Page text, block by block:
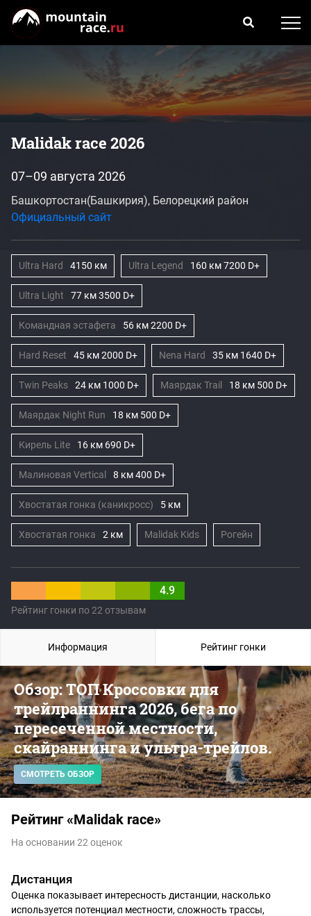
Malidak race 2026
4.9
Рейтинг гонки по 22 отзывам
07–09 августа 2026
Башкортостан(Башкирия), Белорецкий район
Официальный сайт
Ultra Hard 4150 км Ultra Legend 160 км 7200 D+
Ultra Light 77 км 3500 D+
Командная эстафета 56 км 2200 D+
Hard Reset 45 км 2000 D+ Nena Hard 35 км 1640 D+
Twin Peaks 24 км 1000 D+ Маярдак Trail 18 км 500 D+
Маярдак Night Run 18 км 500 D+
Кирель Lite 16 км 690 D+
Малиновая Vertical 8 км 400 D+
Хвостатая гонка (каникросс) 5 км
Хвостатая гонка 2 км Malidak Kids Рогейн
Обзор: ТОП Кроссовки для
трейлраннинга 2026, бега по
пересеченной местности,
скайраннинга и ультра-трейлов.
СМОТРЕТЬ ОБЗОР
Рейтинг «Malidak race»
На основании 22 оценок
Дистанция
Оценка показывает интересность дистанции, насколько
используется потенциал местности, сложность трассы,
Информация Рейтинг гонки